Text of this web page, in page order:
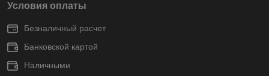
Условия оплаты
Безналичный расчет
Банковской картой
Наличными